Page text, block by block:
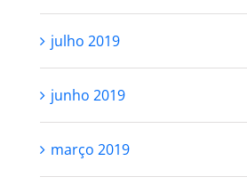
julho 2019
junho 2019
março 2019